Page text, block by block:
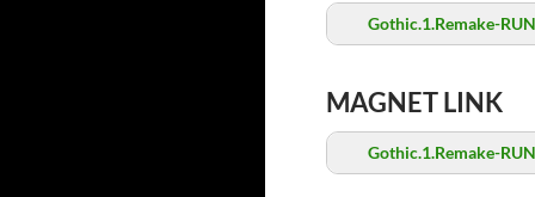
Gothic.1.Remake-
MAGNET LINK
Gothic.1.Remake-